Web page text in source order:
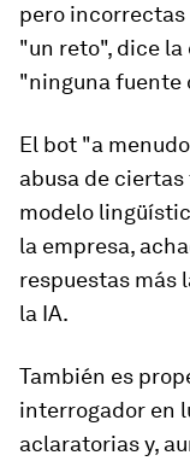
pero incorrectas
"un reto", dice
"ninguna fuente
El bot "a
abusa de
modelo
la empresa,
respuestas más
la IA.
También es
interrogador en
aclaratorias y,